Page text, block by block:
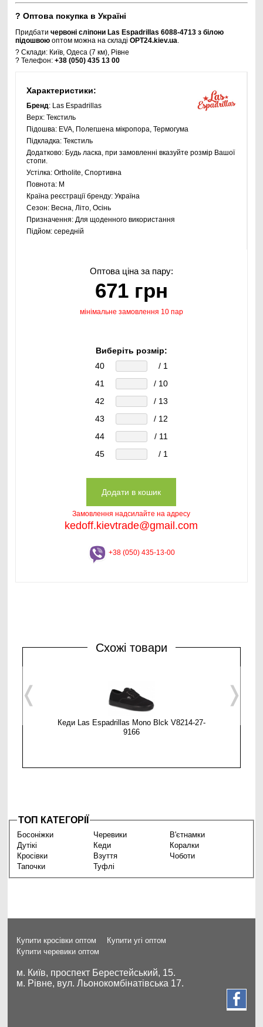
?Оптова покупка в Україні
Придбатичервоні сліпони Las Espadrillas 6088-4713 з білою
підошвою оптом можна на складіOPT24.kiev.ua.
? Склади: Київ, Одеса (7 км), Рівне
? Телефон:+38 (050) 435 13 00
Характеристики:
Бренд: Las Espadrillas
Верх:Текстиль
Підошва: EVA, Полегшена мікропора, Термогума
Підкладка:Текстиль
Додатково: Будь ласка, при замовленні вказуйте розмір Вашої
стопи.
Устілка:Ortholite, Спортивна
Повнота: M
Країна реєстрації бренду:Україна
Сезон: Весна, Літо, Осінь
Призначення:Для щоденного використання
Підйом:середній
Оптова ціна за пару:
671 грн
мінімальне замовлення 10 пар
Виберіть розмір:
40
/ 1
41
/ 10
42
/ 13
43
/ 12
44
/ 11
45
/ 1
Замовлення надсилайте на адресу
kedoff.kievtrade@gmail.com
+38 (050) 435-13-00
Схожі товари
Кеди Las Espadrillas Mono Blck V8214-27-
9166
❬ ❭
ТОП КАТЕГОРІЇ
Босоніжки Черевики
В'єтнамки
Дутікі
Кеди
Коралки
Кросівки
Взуття
Чоботи
Тапочки
Туфлі
Купити кросівки оптом
Купити угі оптом
Купити черевики оптом
м. Київ, проспект Берестейський, 15.
м. Рівне, вул. Льонокомбінатівська 17.